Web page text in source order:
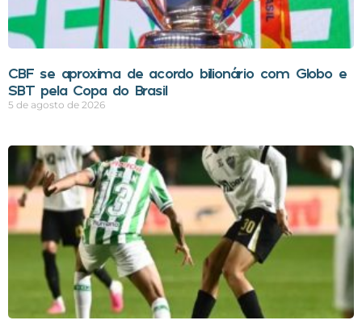
CBF se aproxima de acordo bilionário com Globo e
SBT pela Copa do Brasil
5 de agosto de 2026